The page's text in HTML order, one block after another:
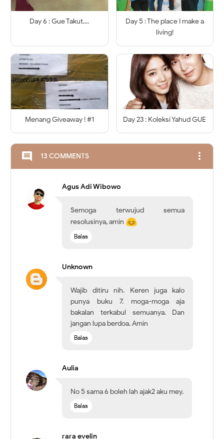
Day 6 : Gue Takut....
Day 5 : The place I make a
living!
Menang Giveaway ! #1 Day 23 : Koleksi Yahud GUE
comment 13 COMMENTS more_vert
Agus Adi Wibowo
Semoga terwujud semua
resolusinya, amin
Balas
Unknown
Wajib ditiru nih. Keren juga kalo
punya buku 7. moga-moga aja
bakalan terkabul semuanya. Dan
jangan lupa berdoa. Amin
Balas
Aulia
No 5 sama 6 boleh lah ajak2 aku mey.
Balas
rara evelin